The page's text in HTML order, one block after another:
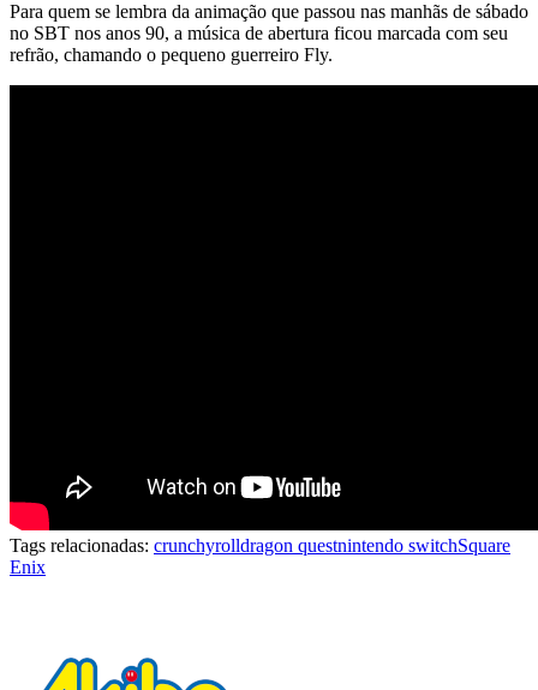
Para quem se lembra da animação que passou nas manhãs de sábado
no SBT nos anos 90, a música de abertura ficou marcada com seu
refrão, chamando o pequeno guerreiro Fly.
Tags relacionadas: crunchyrolldragon questnintendo switchSquare
Enix